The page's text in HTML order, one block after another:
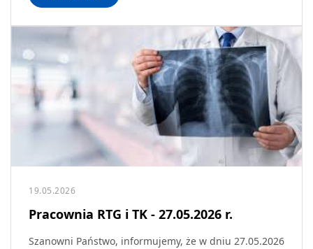
19.05.2026
Pracownia RTG i TK - 27.05.2026 r.
Szanowni Państwo, informujemy, że w dniu 27.05.2026